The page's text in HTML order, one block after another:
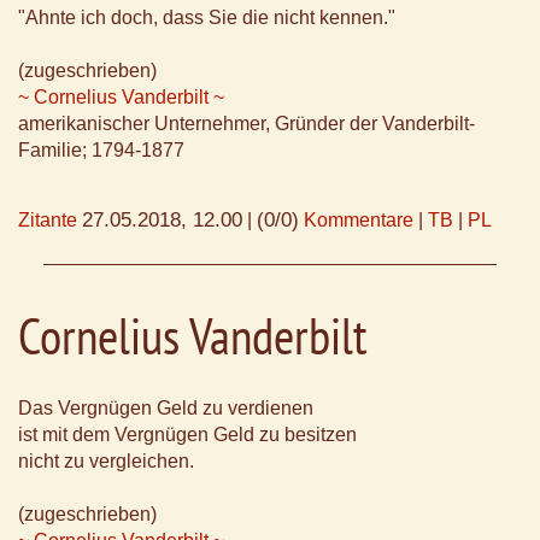
"Ahnte ich doch, dass Sie die nicht kennen."
(zugeschrieben)
~ Cornelius Vanderbilt ~
amerikanischer Unternehmer, Gründer der Vanderbilt-
Familie; 1794-1877
Zitante 27.05.2018, 12.00 (0/0) Kommentare TB PL
Cornelius Vanderbilt
Das Vergnügen Geld zu verdienen
ist mit dem Vergnügen Geld zu besitzen
nicht zu vergleichen.
(zugeschrieben)